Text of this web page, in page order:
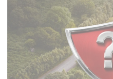
COLONNE(S)
DESCRIPTION